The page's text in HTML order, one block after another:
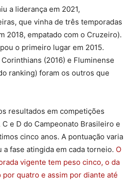
a liderança em 2021,
que vinha de três temporadas
2018, empatado com o Cruzeiro).
o primeiro lugar em 2015.
(2016) e Fluminense
ranking) foram os outros que
resultados em competições
e D do Campeonato Brasileiro e
cinco anos. A pontuação varia
fase atingida em cada torneio. O
vigente tem peso cinco, o da
quatro e assim por diante até